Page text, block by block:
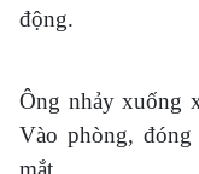
động.
Ông nhảy xuống
Vào phòng,